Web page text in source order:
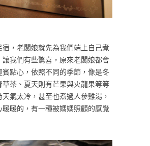
宿，老闆娘就先為我們端上自己煮
讓我們有些驚喜，原來老闆娘都會
賓點心，依照不同的季節，像是冬
草茶、夏天則有芒果與火龍果等等
天氣太冷，甚至也煮過人參雞湯，
暖暖的，有一種被媽媽照顧的感覺